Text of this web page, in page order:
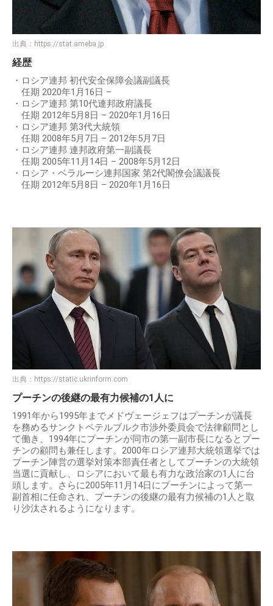
出典： https://stat.ameba.jp
経歴
・ロシア連邦 初代安全保障会議副議長
任期 2020年1月16日 –
・ロシア連邦 第10代連邦政府議長
任期 2012年5月8日 – 2020年1月16日
・ロシア連邦 第3代大統領
任期 2008年5月7日 – 2012年5月7日
・ロシア連邦 連邦政府第一副議長
任期 2005年11月14日 – 2008年5月12日
・ロシア・ベラルーシ連邦国家 第2代閣僚会議議長
任期 2012年5月8日 – 2020年1月16日
出典： https://static.ukrinform.com
プーチンの後継の最有力候補の1人に
1991年から1995年までメドヴェージェフはプーチンが議長
を務めるサンクトペテルブルク市渉外委員会で法律顧問とし
て働き、1994年にプーチンが同市の第一副市長になるとプー
チンの顧問も兼任します。2000年ロシア連邦大統領選挙では
プーチン陣営の選挙対策本部責任者としてプーチンの大統領
当選に貢献し、ロシアにおいて最も有力な政治家の1人に台
頭します。さらに2005年11月14日にプーチンによって第一
副首相に任命され、プーチンの後継の最有力候補の1人と取
り沙汰されるようになります。